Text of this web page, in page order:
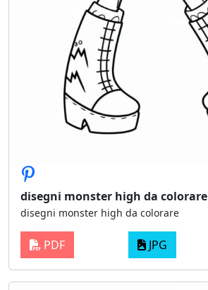
disegni monster high da colorare
disegni monster high da colorare
PDF JPG